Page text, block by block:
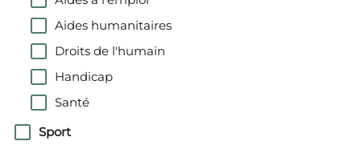
Aides humanitaires
Droits de l'humain
Handicap
Santé
Sport